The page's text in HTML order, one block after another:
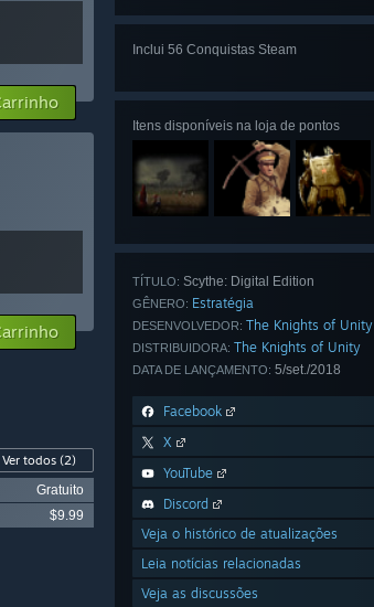
Inclui 56 Conquistas Steam
Itens disponíveis na loja de pontos
TÍTULO: Scythe: Digital Edition
GÊNERO: Estratégia
DESENVOLVEDOR: The Knights of Unity
DISTRIBUIDORA: The Knights of Unity
DATA DE LANÇAMENTO: 5/set./2018
Facebook
X
YouTube
Discord
Veja o histórico de atualizações
Leia notícias relacionadas
Veja as discussões
Ver todos (2)
Gratuito
$9.99